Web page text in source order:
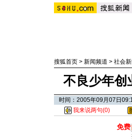
搜狐首页 > 新闻频道 > 社会
不良少年创
时间：2005年09月07日
我来说两句(0)
免费